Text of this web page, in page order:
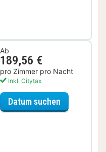
Ab
189,56 €
pro Zimmer pro Nacht
Inkl. Citytax
Datum suchen